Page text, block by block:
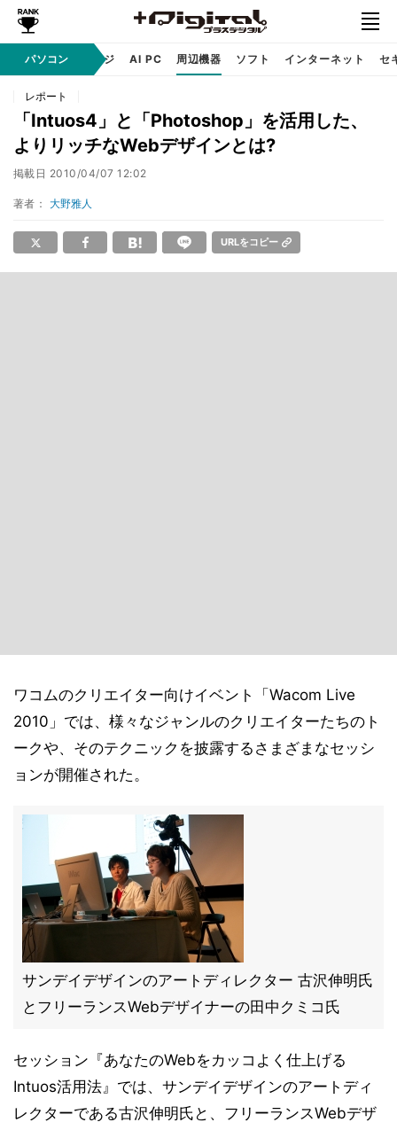
パソコン
自作 / テクノロジ AI PC 周辺機器 ソフト インターネット セ
レポート
「Intuos4」と「Photoshop」を活用した、
よりリッチなWebデザインとは?
掲載日 2010/04/07 12:02
著者： 大野雅人
URLをコピー
ワコムのクリエイター向けイベント「Wacom Live
2010」では、様々なジャンルのクリエイターたちのト
ークや、そのテクニックを披露するさまざまなセッシ
ョンが開催された。
サンデイデザインのアートディレクター 古沢伸明氏
とフリーランスWebデザイナーの田中クミコ氏
セッション『あなたのWebをカッコよく仕上げる
Intuos活用法』では、サンデイデザインのアートディ
レクターである古沢伸明氏と、フリーランスWebデザ